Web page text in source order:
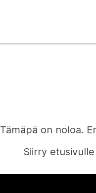
Tämäpä on noloa.
Siirry